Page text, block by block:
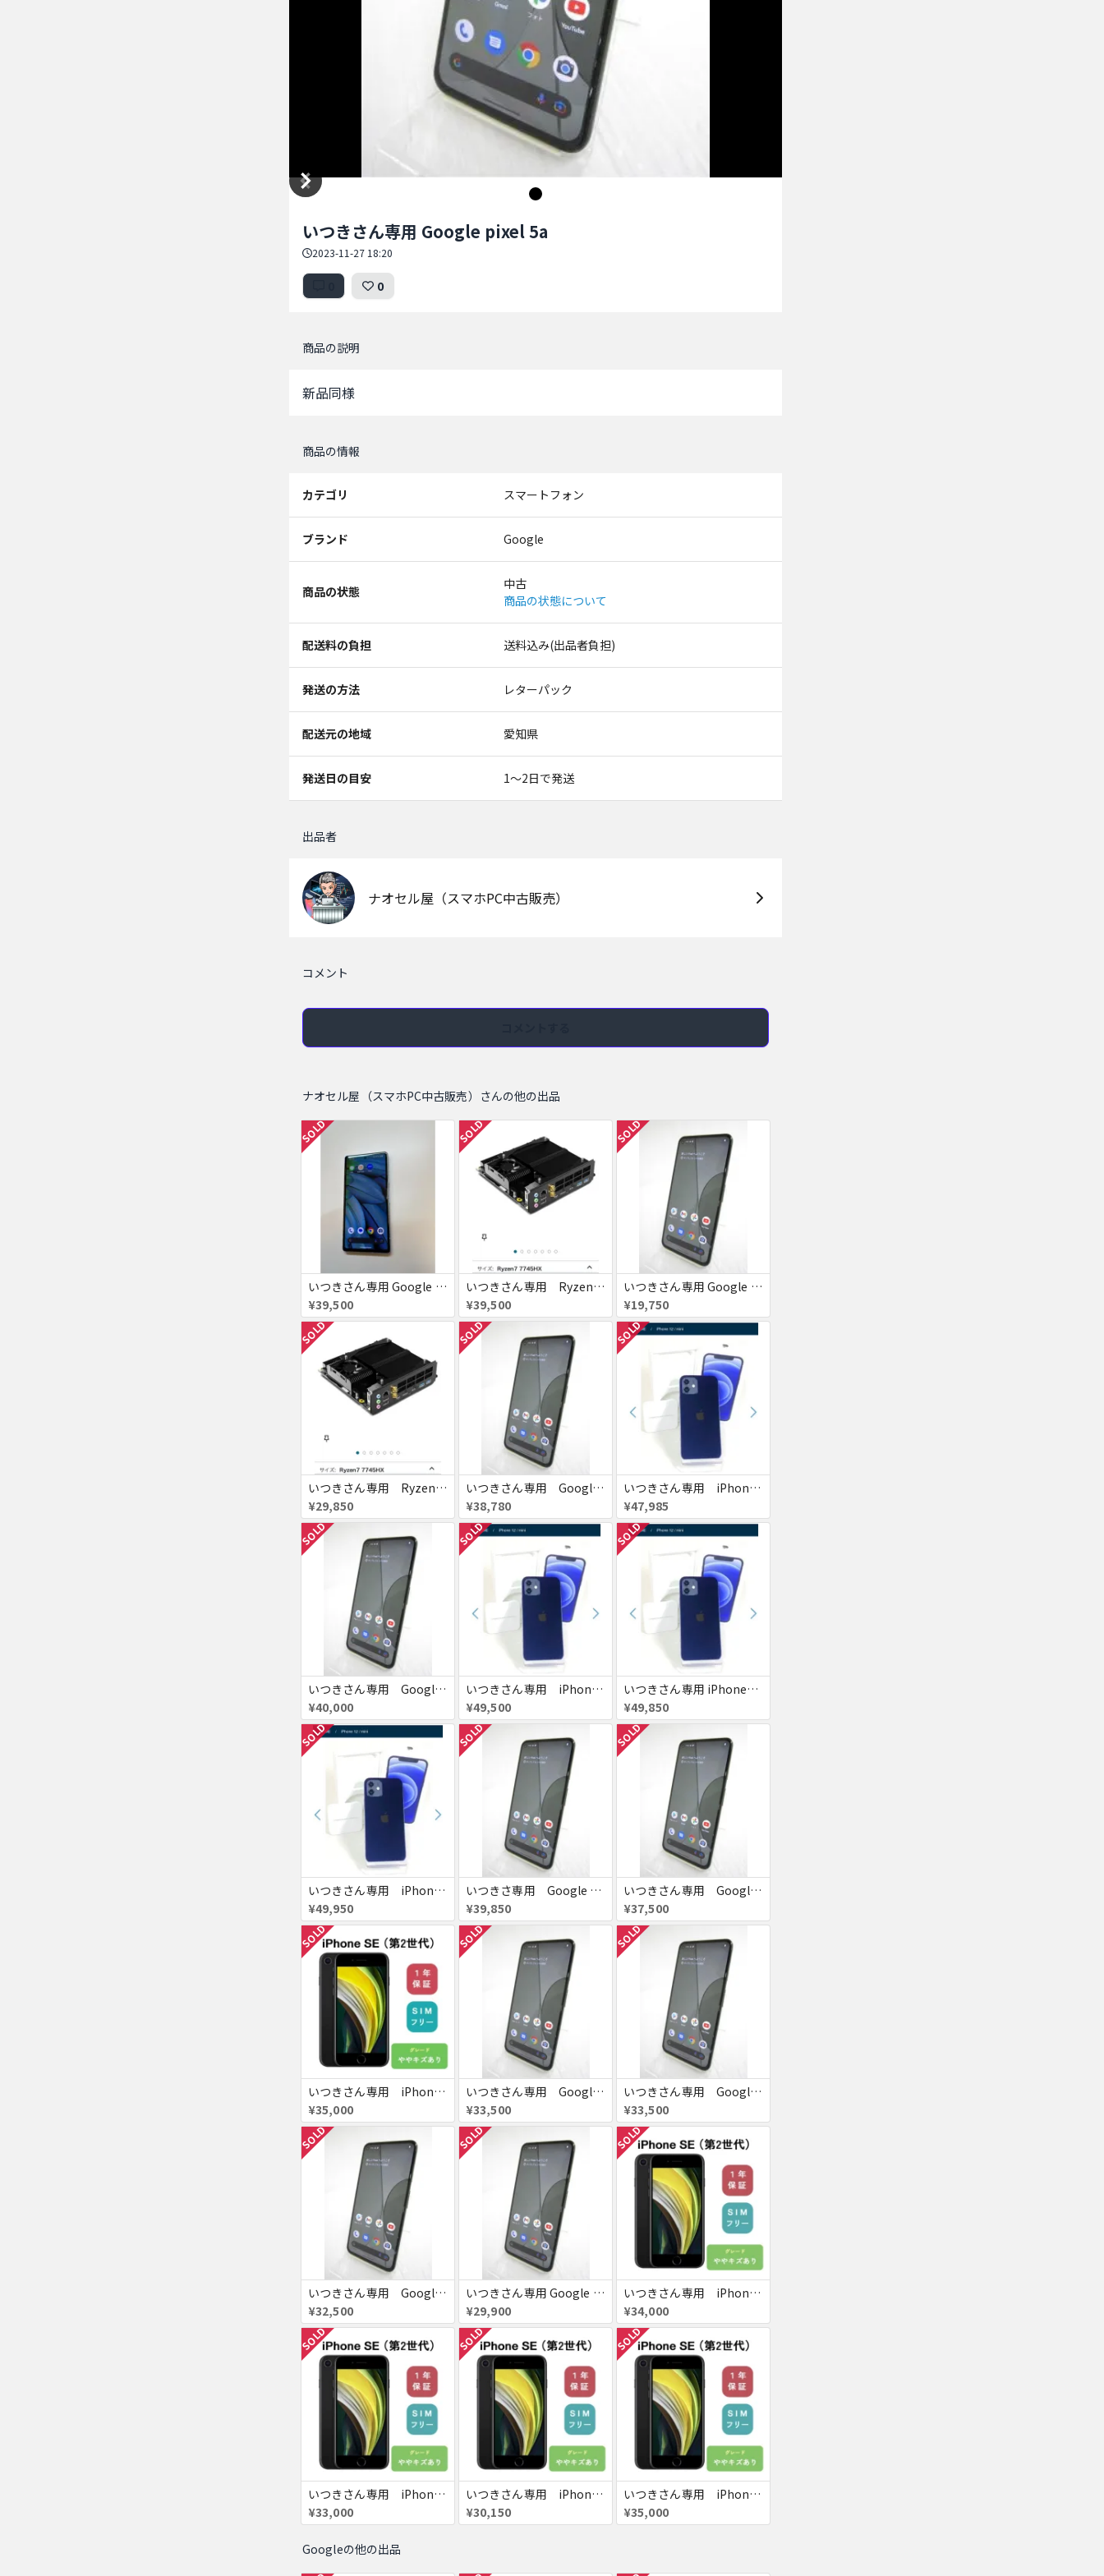
いつきさん専用 Google pixel 5a
2023-11-27 18:20
0
商品の説明
新品同様
商品の情報
カテゴリ スマートフォン
ブランド Google
商品の状態
中古
商品の状態について
配送料の負担 送料込み(出品者負担)
発送の方法 レターパック
配送元の地域 愛知県
発送日の目安 1〜2日で発送
出品者
ナオセル屋（スマホPC中古販売）
コメント
ナオセル屋（スマホPC中古販売）さんの他の出品
SOLD
いつきさん専用 Google Pixel 7a シー 128GB
¥39,500
SOLD
いつきさん専用 Ryzen7 7745HX
¥39,500
SOLD
いつきさん専用 Google pixel 5a
¥19,750
SOLD
いつきさん専用 Ryzen7 7745HX
¥29,850
SOLD
いつきさん専用 Google pixel 5a
¥38,780
SOLD
いつきさん専用 iPhone12 mini
¥47,985
SOLD
いつきさん専用 Google pixel 5a
¥40,000
SOLD
いつきさん専用 iPhone12mini
¥49,500
SOLD
いつきさん専用 iPhone12mini
¥49,850
SOLD
いつきさん専用 iPhone12 mini 256GB
¥49,950
SOLD
いつきさ専用 Google pixel 5a
¥39,850
SOLD
いつきさん専用 Google pixel 5a
¥37,500
SOLD
いつきさん専用 iPhoneSE
¥35,000
SOLD
いつきさん専用 Google pixel 5a
¥33,500
SOLD
いつきさん専用 Google pixel 5a
¥33,500
SOLD
いつきさん専用 Google pixel 5a
¥32,500
SOLD
いつきさん専用 Google pixel 5a
¥29,900
SOLD
いつきさん専用 iPhoneSE
¥34,000
SOLD
いつきさん専用 iPhone SE
¥33,000
SOLD
いつきさん専用 iPhone SE
¥30,150
SOLD
いつきさん専用 iPhoneSE
¥35,000
Googleの他の出品